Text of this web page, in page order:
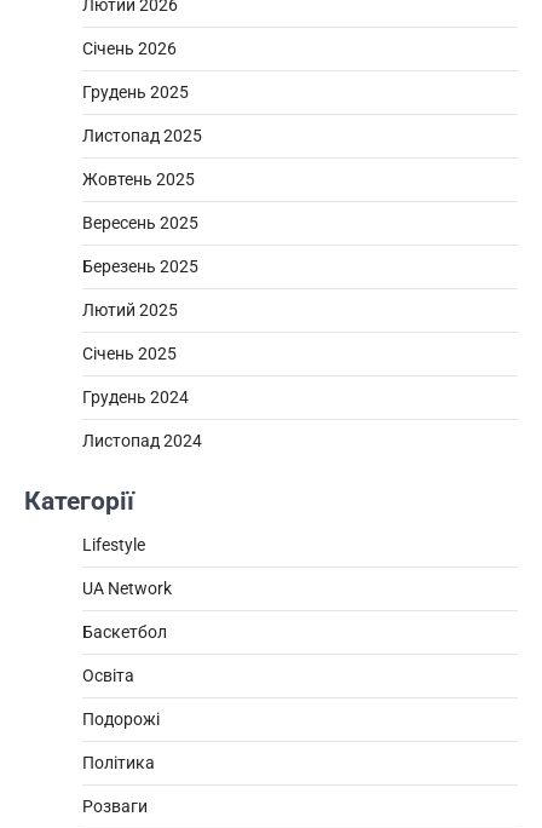
Лютий 2026
Січень 2026
Грудень 2025
Листопад 2025
Жовтень 2025
Вересень 2025
Березень 2025
Лютий 2025
Січень 2025
Грудень 2024
Листопад 2024
Категорії
Lifestyle
UA Network
Баскетбол
Освіта
Подорожі
Політика
Розваги